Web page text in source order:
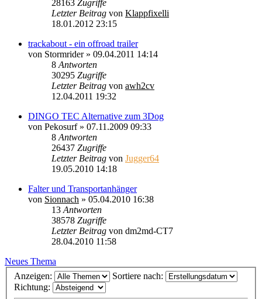
28163 Zugriffe
Letzter Beitrag von Klappfixelli
18.01.2012 23:15
trackabout - ein offroad trailer
von Stormrider» 09.04.2011 14:14
8 Antworten
30295 Zugriffe
Letzter Beitrag von awh2cv
12.04.2011 19:32
DINGO TEC Alternative zum 3Dog
von Pekosurf» 07.11.2009 09:33
8 Antworten
26437 Zugriffe
Letzter Beitrag von Jugger64
19.05.2010 14:18
Falter und Transportanhänger
von Sionnach » 05.04.2010 16:38
13 Antworten
38578 Zugriffe
Letzter Beitrag von dm2md-CT7
28.04.2010 11:58
Neues Thema
Anzeigen:
Sortiere nach:
Richtung: